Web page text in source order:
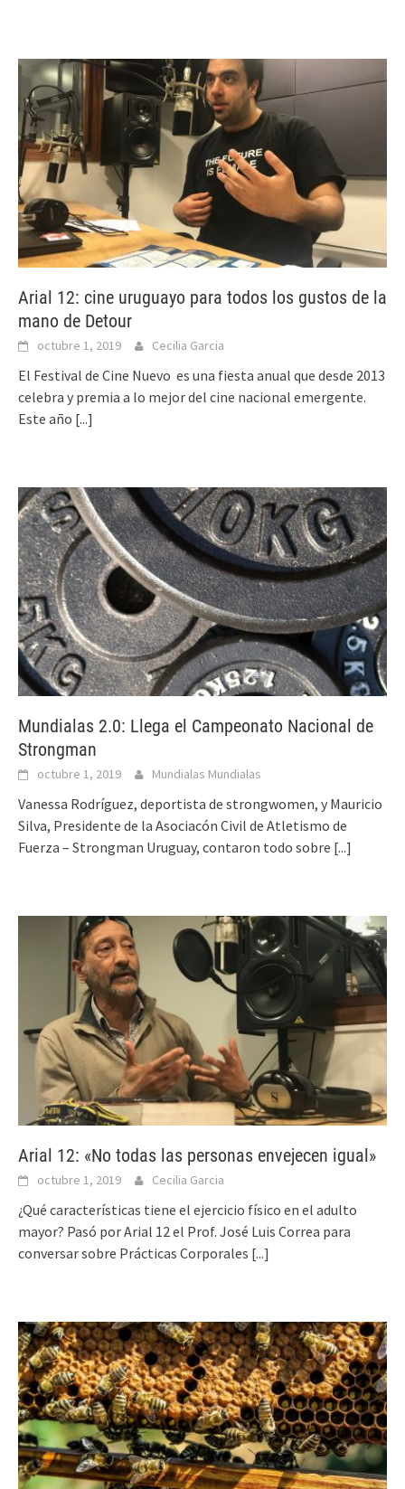
Arial 12: cine uruguayo para todos los gustos de la
mano de Detour
octubre 1, 2019 Cecilia Garcia
El Festival de Cine Nuevo es una fiesta anual que desde 2013
celebra y premia a lo mejor del cine nacional emergente.
Este año [...]
Mundialas 2.0: Llega el Campeonato Nacional de
Strongman
octubre 1, 2019 Mundialas Mundialas
Vanessa Rodríguez, deportista de strongwomen, y Mauricio
Silva, Presidente de la Asociacón Civil de Atletismo de
Fuerza – Strongman Uruguay, contaron todo sobre [...]
Arial 12: «No todas las personas envejecen igual»
octubre 1, 2019 Cecilia Garcia
¿Qué características tiene el ejercicio físico en el adulto
mayor? Pasó por Arial 12 el Prof. José Luis Correa para
conversar sobre Prácticas Corporales [...]